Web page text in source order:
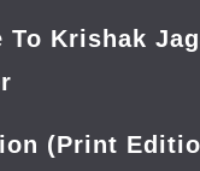
To Krishak
(Print